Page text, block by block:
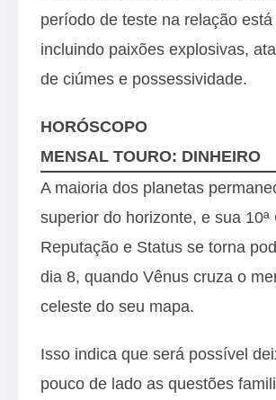
período de teste na relação está
incluindo paixões explosivas,
de ciúmes e possessividade.
HORÓSCOPO
MENSAL TOURO: DINHEIRO
A maioria dos planetas
superior do horizonte, e sua 10ª
Reputação e Status se torna
dia 8, quando Vênus cruza o
celeste do seu mapa.
Isso indica que será possível
pouco de lado as questões